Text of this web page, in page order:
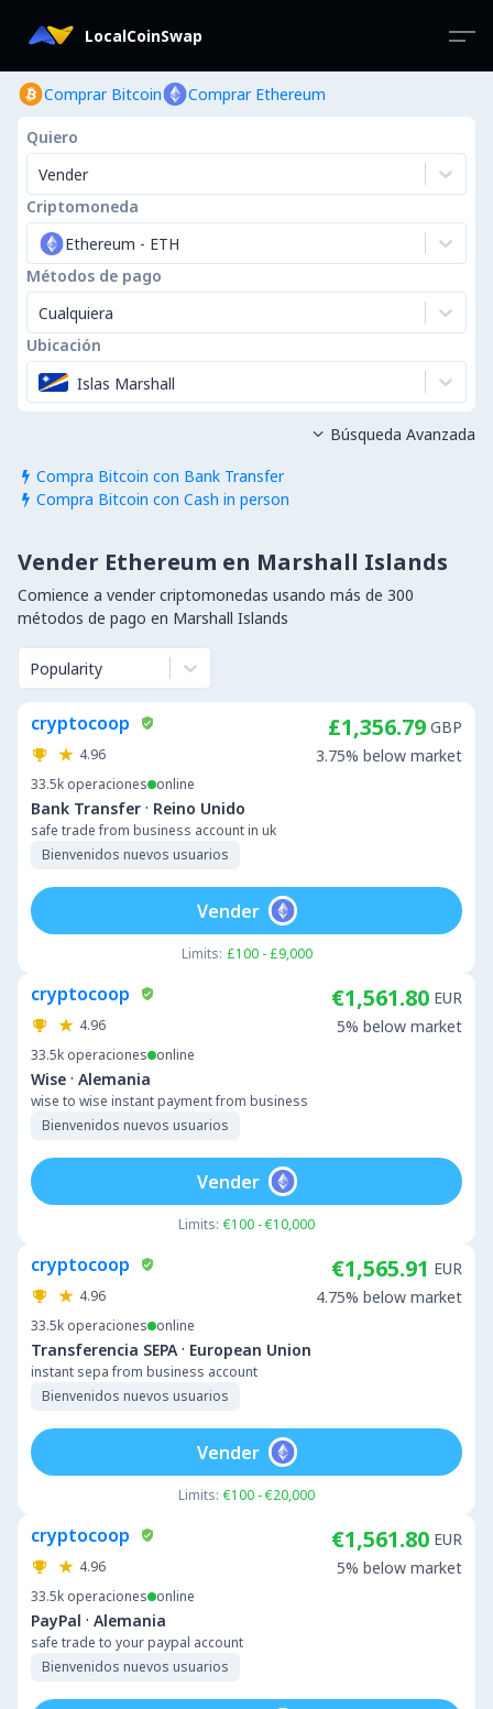
LocalCoinSwap
Comprar Bitcoin Comprar Ethereum
Quiero
Vender
Criptomoneda
Ethereum - ETH
Métodos de pago
Cualquiera
Ubicación
Islas Marshall
 Compra Bitcoin con Bank Transfer
 Compra Bitcoin con Cash in person
 Búsqueda Avanzada
Vender Ethereum en Marshall Islands
Comience a vender criptomonedas usando más de 300
métodos de pago en Marshall Islands
Popularity
cryptocoop
4.96
33.5k operaciones online
Bank Transfer · Reino Unido
safe trade from business account in uk
Bienvenidos nuevos usuarios
£1,356.79 GBP
3.75% below market
Limits: £100 - £9,000
Vender
cryptocoop
4.96
33.5k operaciones online
Wise · Alemania
wise to wise instant payment from business
Bienvenidos nuevos usuarios
€1,561.80 EUR
5% below market
Limits: €100 - €10,000
Vender
cryptocoop
4.96
33.5k operaciones online
Transferencia SEPA · European Union
instant sepa from business account
Bienvenidos nuevos usuarios
€1,565.91 EUR
4.75% below market
Limits: €100 - €20,000
Vender
cryptocoop
4.96
33.5k operaciones online
PayPal · Alemania
safe trade to your paypal account
Bienvenidos nuevos usuarios
€1,561.80 EUR
5% below market